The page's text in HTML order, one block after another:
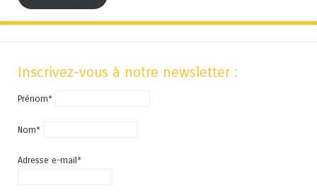
Inscrivez-vous à notre newsletter :
Prénom*
Nom*
Adresse e-mail*